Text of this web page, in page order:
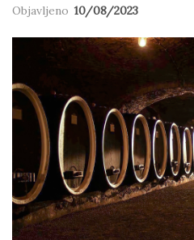
Objavljeno 10/08/2023